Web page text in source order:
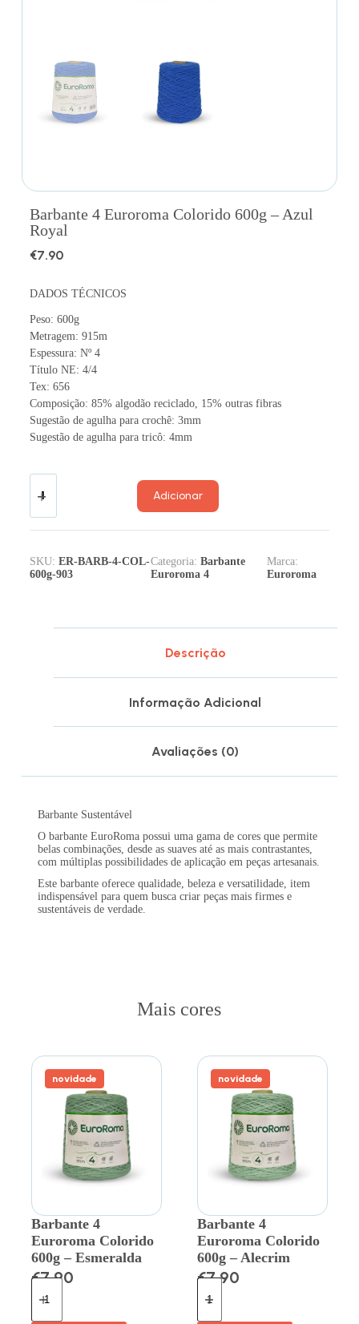
Barbante 4 Euroroma Colorido 600g – Azul
Royal
€7.90
DADOS TÉCNICOS
Peso: 600g
Metragem: 915m
Espessura: Nº 4
Título NE: 4/4
Tex: 656
Composição: 85% algodão reciclado, 15% outras fibras
Sugestão de agulha para crochê: 3mm
Sugestão de agulha para tricô: 4mm
Adicionar
SKU: ER-BARB-4-COL-
600g-903
Categoria:Barbante
Euroroma 4
Marca:
Euroroma
Descrição
Informação Adicional
Avaliações (0)
Barbante Sustentável
O barbante EuroRoma possui uma gama de cores que permite
belas combinações, desde as suaves até as mais contrastantes,
com múltiplas possibilidades de aplicação em peças artesanais.
Este barbante oferece qualidade, beleza e versatilidade, item
indispensável para quem busca criar peças mais firmes e
sustentáveis de verdade.
Mais cores
novidade
Barbante 4
Euroroma Colorido
600g – Esmeralda
€7.90
novidade
Barbante 4
Euroroma Colorido
600g – Alecrim
€7.90